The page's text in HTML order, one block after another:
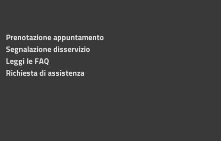
Prenotazione appuntamento
Segnalazione disservizio
Leggi le FAQ
Richiesta di assistenza